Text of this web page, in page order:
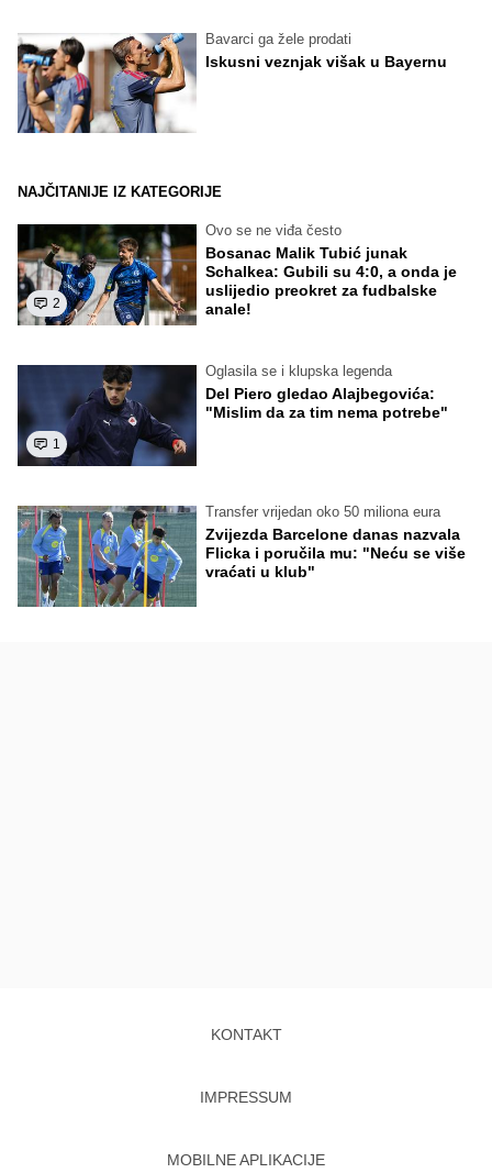
Bavarci ga žele prodati
Iskusni veznjak višak u Bayernu
NAJČITANIJE IZ KATEGORIJE
2
Ovo se ne viđa često
Bosanac Malik Tubić junak
Schalkea: Gubili su 4:0, a onda je
uslijedio preokret za fudbalske
anale!
1
Oglasila se i klupska legenda
Del Piero gledao Alajbegovića:
"Mislim da za tim nema potrebe"
Transfer vrijedan oko 50 miliona eura
Zvijezda Barcelone danas nazvala
Flicka i poručila mu: "Neću se više
vraćati u klub"
KONTAKT
IMPRESSUM
MOBILNE APLIKACIJE